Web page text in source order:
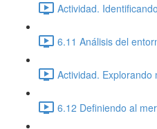
Actividad.
6.11 Análisis del
Actividad. Explorando
6.12 Definiendo al